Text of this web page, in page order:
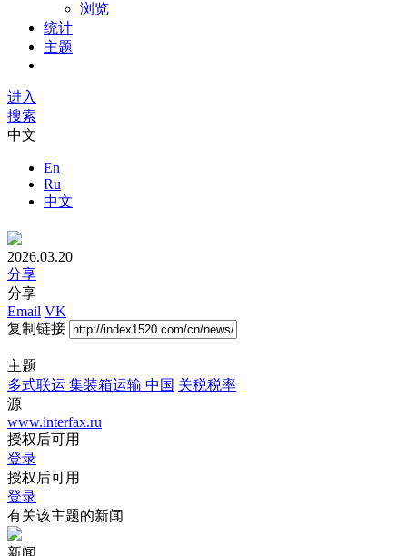
浏览
统计
主题
进入
搜索
中文
En
Ru
中文
2026.03.20
分享
分享
Email VK
复制链接
主题
多式联运 集装箱运输 中国 关税税率
源
www.interfax.ru
授权后可用
登录
授权后可用
登录
有关该主题的新闻